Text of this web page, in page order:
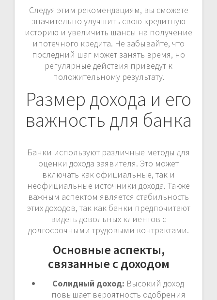
Следуя этим рекомендациям, вы сможете
значительно улучшить свою кредитную
историю и увеличить шансы на получение
ипотечного кредита. Не забывайте, что
последний шаг может занять время, но
регулярные действия приведут к
положительному результату.
Размер дохода и его
важность для банка
Банки используют различные методы для
оценки дохода заявителя. Это может
включать как официальные, так и
неофициальные источники дохода. Также
важным аспектом является стабильность
этих доходов, так как банки предпочитают
видеть довольных клиентов с
долгосрочными трудовыми контрактами.
Основные аспекты,
связанные с доходом
Солидный доход: Высокий доход
повышает вероятность одобрения